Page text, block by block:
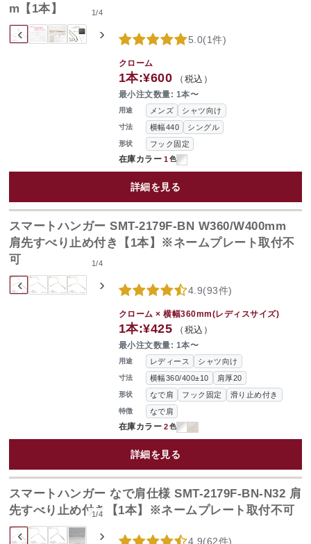
‹ ›
1/4
m【1本】
用途 メンズ シャツ向け
寸法 横幅440 シングル
形状 フック固定
在庫カラー 1色
5.0(1件)
クローム
1本:¥600 （税込）
最小注文数量: 1本〜
詳細を見る
‹ ›
1/4
スマートハンガー SMT-2179F-BN W360/W400mm
肩先すべり止め付き【1本】※ネームプレート取付不
可
用途 レディース シャツ向け
寸法 横幅360/400±10 肩厚20
形状 なで肩 フック固定 滑り止め付き
特徴 なで肩
在庫カラー 2色
4.9(93件)
クローム × 横幅360mm(レディスサイズ)
1本:¥425 （税込）
最小注文数量: 1本〜
詳細を見る
‹ ›
1/4
スマートハンガー なで肩仕様 SMT-2179F-BN-N32 肩
先すべり止め付き【1本】※ネームプレート取付不可
4.9(62件)